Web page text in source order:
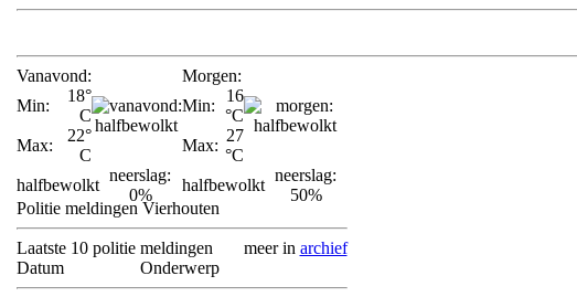
Vanavond:
Min:
18°
C
Max:
22°
C
halfbewolkt
neerslag:
0%
Morgen:
Min:
16
°C
Max:
27
°C
halfbewolkt
neerslag:
50%
Politie meldingen Vierhouten
Laatste 10 politie meldingen meer in archief
Datum
Onderwerp